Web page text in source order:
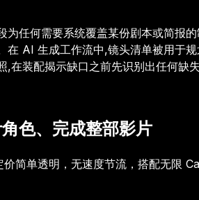
为任何需要系统覆盖某份剧本或简报
在 AI 生成工作流中,镜头清单被用于
,在装配揭示缺口之前先识别出任何缺失
色、完成整部影片
简单透明，无速度节流，搭配无限